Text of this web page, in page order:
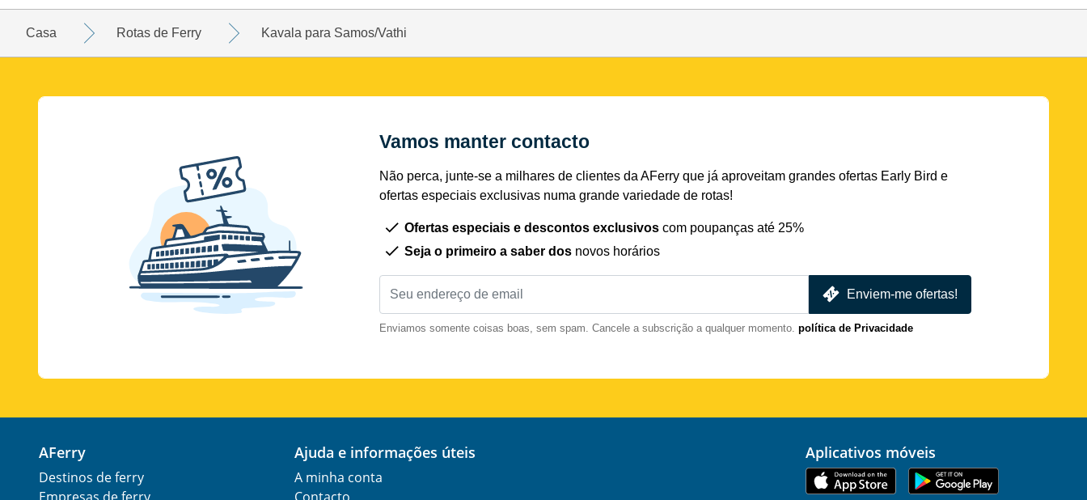
Casa Rotas de Ferry Kavala para Samos/Vathi
Vamos manter contacto
Não perca, junte-se a milhares de clientes da AFerry que já aproveitam grandes ofertas Early Bird e
ofertas especiais exclusivas numa grande variedade de rotas!
Ofertas especiais e descontos exclusivos com poupanças até 25%
Seja o primeiro a saber dos novos horários
Enviem-me ofertas!
Enviamos somente coisas boas, sem spam. Cancele a subscrição a qualquer momento. política de Privacidade
AFerry
Destinos de ferry
Ajuda e informações úteis
A minha conta
Aplicativos móveis